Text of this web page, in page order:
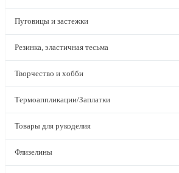
Пуговицы и застежки
Резинка, эластичная тесьма
Творчество и хобби
Термоаппликации/Заплатки
Товары для рукоделия
Флизелины